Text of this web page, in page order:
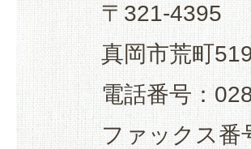
〒321-4395
真岡市荒町
電話番号：
ファックス番